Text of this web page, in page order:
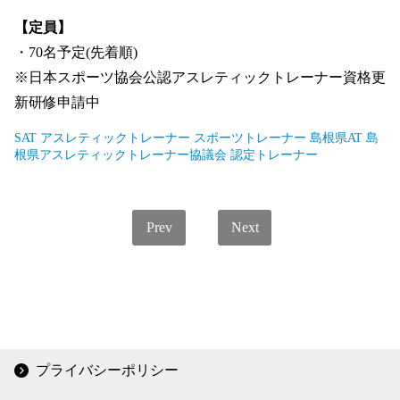
【定員】
・70名予定(先着順)
※日本スポーツ協会公認アスレティックトレーナー資格更
新研修申請中
SAT アスレティックトレーナー スポーツトレーナー 島根県AT 島
根県アスレティックトレーナー協議会 認定トレーナー
Prev Next
プライバシーポリシー